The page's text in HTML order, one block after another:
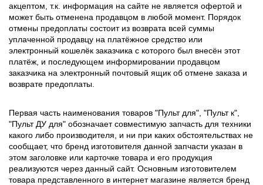
акцептом, т.к. информация на сайте не является офертой и
может быть отменена продавцом в любой момент. Порядок
отмены предоплаты состоит из возврата всей суммы
уплаченной продавцу на платёжное средство или
электронный кошелёк заказчика с которого был внесён этот
платёж, и последующем информировании продавцом
заказчика на электронный почтовый ящик об отмене заказа и
возврате предоплаты.
Первая часть наименования товаров "Пульт для", "Пульт к",
"Пульт ДУ для" обозначает совместимую запчасть для техники
какого либо производителя, и ни при каких обстоятельствах не
сообщает, что бренд изготовителя данной запчасти указан в
этом заголовке или карточке товара и его продукция
реализуются через данный сайт. Основным изготовителем
товара представленного в интернет магазине является бренд